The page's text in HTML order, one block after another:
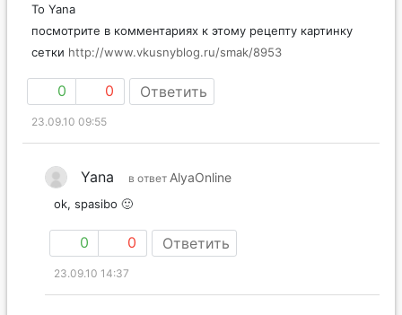
To Yana
посмотрите в комментариях к этому рецепту картинку
сетки http://www.vkusnyblog.ru/smak/8953
0 0 Ответить
23.09.10 09:55
Yana в ответ AlyaOnline
ok, spasibo 🙂
0 0 Ответить
23.09.10 14:37